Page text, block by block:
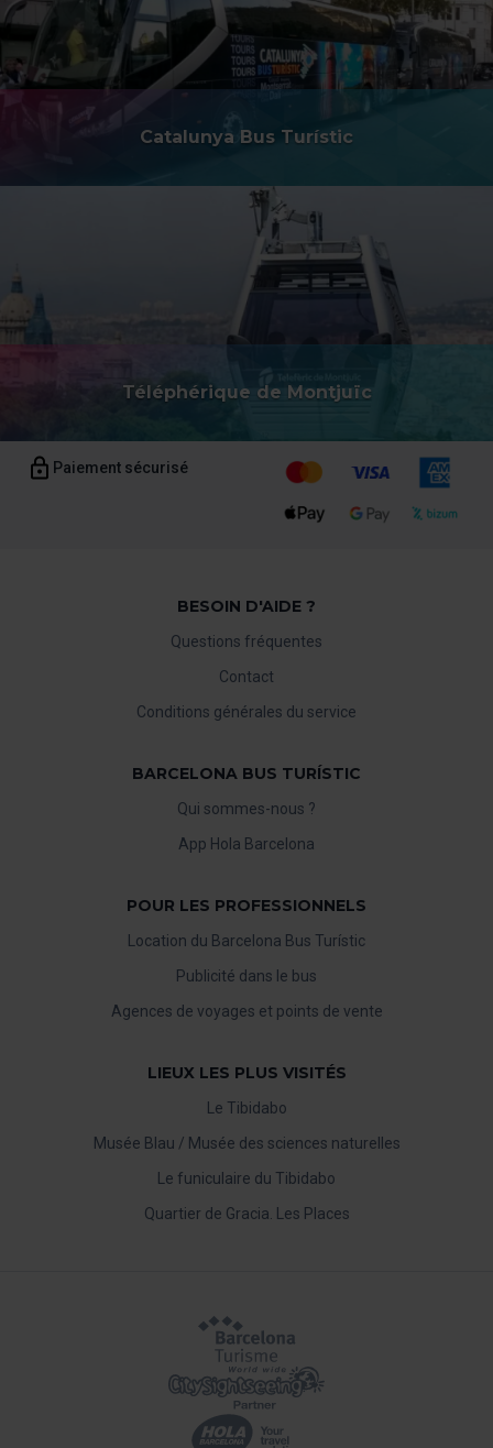
Catalunya Bus Turístic
Téléphérique de Montjuïc
Paiement sécurisé
BESOIN D'AIDE ?
Questions fréquentes
Contact
Conditions générales du service
BARCELONA BUS TURÍSTIC
Qui sommes-nous ?
App Hola Barcelona
POUR LES PROFESSIONNELS
Location du Barcelona Bus Turístic
Publicité dans le bus
Agences de voyages et points de vente
LIEUX LES PLUS VISITÉS
Le Tibidabo
Musée Blau / Musée des sciences naturelles
Le funiculaire du Tibidabo
Quartier de Gracia. Les Places